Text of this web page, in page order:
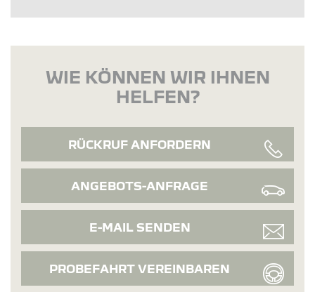
WIE KÖNNEN WIR IHNEN
HELFEN?
RÜCKRUF ANFORDERN
ANGEBOTS-ANFRAGE
E-MAIL SENDEN
PROBEFAHRT VEREINBAREN